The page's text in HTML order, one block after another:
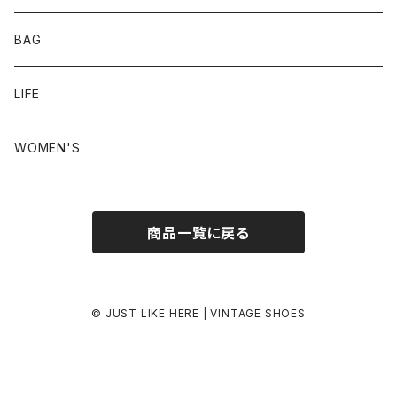
24.0-24.5 cm
24.5-25.0 cm
25.0-25.5 cm
26.0-26.5 cm
26.5-27.0 cm
BAG
LIFE
WOMEN'S
商品一覧に戻る
© JUST LIKE HERE | VINTAGE SHOES